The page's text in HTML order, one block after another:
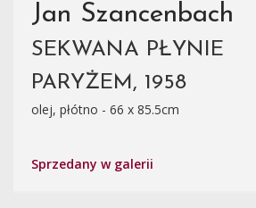
Jan Szancenbach
SEKWANA PŁYNIE
PARYŻEM, 1958
olej, płótno - 66 x 85.5cm
Sprzedany w galerii